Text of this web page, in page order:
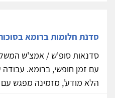
סדנת חלומות ברומא
סדנאות סופ'ש / אמצ'ש
עם זמן חופשי, ברומא.
הלא מודע', מזמינה מפגש עם